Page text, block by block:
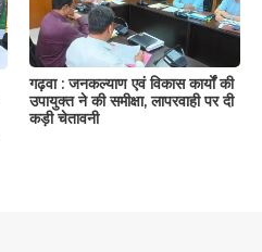
गढ़वा : जनकल्याण एवं विकास कार्यों की
उपायुक्त ने की समीक्षा, लापरवाही पर दी
कड़ी चेतावनी